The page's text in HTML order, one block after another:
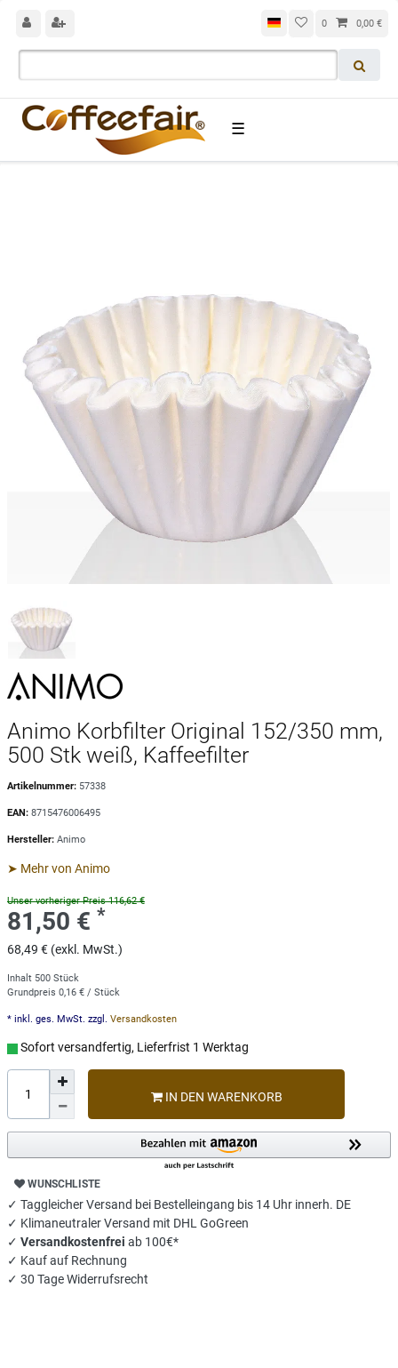
0 0,00 €
☰
Animo Korbfilter Original 152/350 mm,
500 Stk weiß, Kaffeefilter
Artikelnummer: 57338
EAN: 8715476006495
Hersteller: Animo
➤ Mehr von Animo
Unser vorheriger Preis 116,62 €
81,50 € *
68,49 € (exkl. MwSt.)
Inhalt 500 Stück
Grundpreis 0,16 € / Stück
* inkl. ges. MwSt. zzgl. Versandkosten
Sofort versandfertig, Lieferfrist 1 Werktag
IN DEN WARENKORB
WUNSCHLISTE
✓ Taggleicher Versand bei Bestelleingang bis 14 Uhr innerh. DE
✓ Klimaneutraler Versand mit DHL GoGreen
✓ Versandkostenfrei ab 100€*
✓ Kauf auf Rechnung
✓ 30 Tage Widerrufsrecht